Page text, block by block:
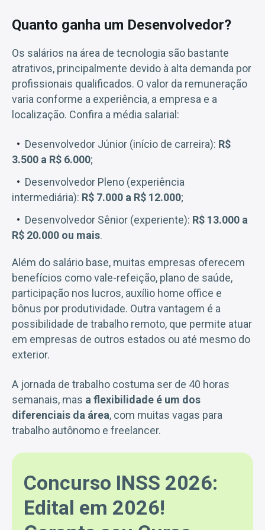
Quanto ganha um Desenvolvedor?
Os salários na área de tecnologia são bastante
atrativos, principalmente devido à alta demanda por
profissionais qualificados. O valor da remuneração
varia conforme a experiência, a empresa e a
localização. Confira a média salarial:
Desenvolvedor Júnior (início de carreira): R$
3.500 a R$ 6.000;
Desenvolvedor Pleno (experiência
intermediária): R$ 7.000 a R$ 12.000;
Desenvolvedor Sênior (experiente): R$ 13.000 a
R$ 20.000 ou mais.
Além do salário base, muitas empresas oferecem
benefícios como vale-refeição, plano de saúde,
participação nos lucros, auxílio home office e
bônus por produtividade. Outra vantagem é a
possibilidade de trabalho remoto, que permite atuar
em empresas de outros estados ou até mesmo do
exterior.
A jornada de trabalho costuma ser de 40 horas
semanais, mas a flexibilidade é um dos
diferenciais da área, com muitas vagas para
trabalho autônomo e freelancer.
Concurso INSS 2026:
Edital em 2026!